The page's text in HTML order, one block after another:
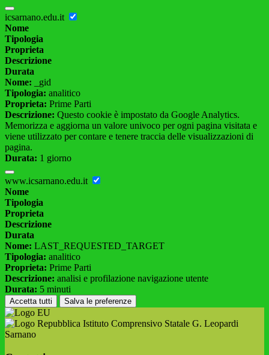
icsarnano.edu.it
Nome
Tipologia
Proprieta
Descrizione
Durata
Nome: _gid
Tipologia: analitico
Proprieta: Prime Parti
Descrizione: Questo cookie è impostato da Google Analytics.
Memorizza e aggiorna un valore univoco per ogni pagina visitata e
viene utilizzato per contare e tenere traccia delle visualizzazioni di
pagina.
Durata: 1 giorno
www.icsarnano.edu.it
Nome
Tipologia
Proprieta
Descrizione
Durata
Nome: LAST_REQUESTED_TARGET
Tipologia: analitico
Proprieta: Prime Parti
Descrizione: analisi e profilazione navigazione utente
Durata: 5 minuti
Accetta tutti Salva le preferenze
Istituto Comprensivo Statale G. Leopardi
Sarnano